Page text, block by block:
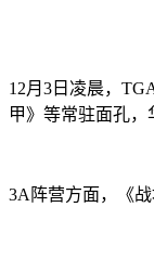
12月3日凌晨，
甲》等常驻面孔，
3A阵营方面，《